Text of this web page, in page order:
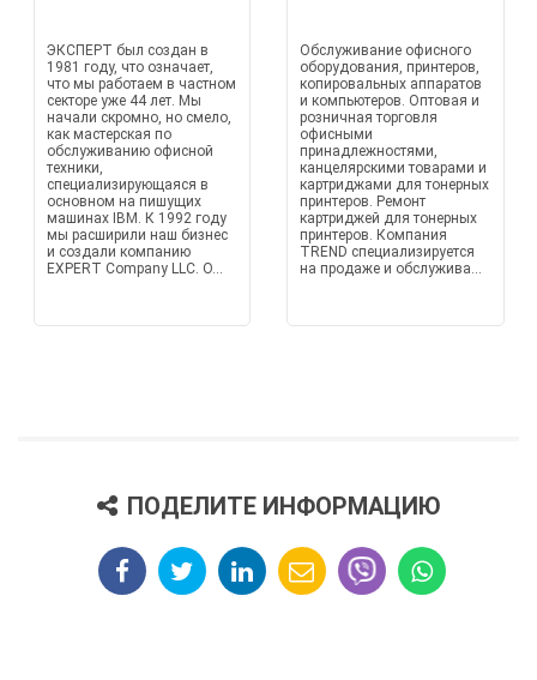
ЭКСПЕРТ был создан в
1981 году, что означает,
что мы работаем в частном
секторе уже 44 лет. Мы
начали скромно, но смело,
как мастерская по
обслуживанию офисной
техники,
специализирующаяся в
основном на пишущих
машинах IBM. К 1992 году
мы расширили наш бизнес
и создали компанию
EXPERT Company LLC. О...
Обслуживание офисного
оборудования, принтеров,
копировальных аппаратов
и компьютеров. Оптовая и
розничная торговля
офисными
принадлежностями,
канцелярскими товарами и
картриджами для тонерных
принтеров. Ремонт
картриджей для тонерных
принтеров. Компания
TREND специализируется
на продаже и обслужива...
ПОДЕЛИТЕ ИНФОРМАЦИЮ